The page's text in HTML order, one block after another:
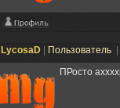
LycosaD Пользователь
ПРосто